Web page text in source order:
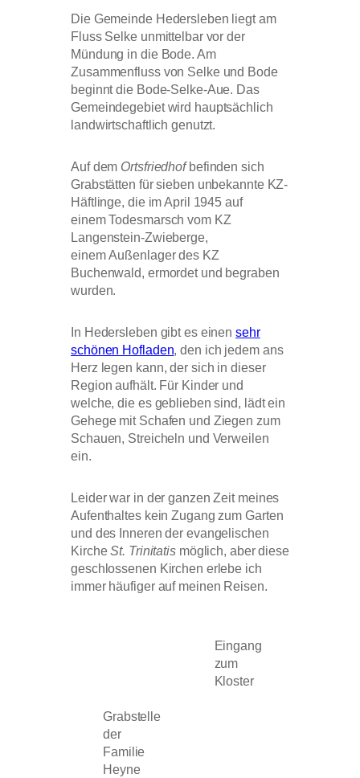
Die Gemeinde Hedersleben liegt am
Fluss Selke unmittelbar vor der
Mündung in die Bode. Am
Zusammenfluss von Selke und Bode
beginnt die Bode-Selke-Aue. Das
Gemeindegebiet wird hauptsächlich
landwirtschaftlich genutzt.
Auf dem Ortsfriedhofbefinden sich
Grabstätten für sieben unbekannte KZ-
Häftlinge, die im April 1945 auf
einem Todesmarsch vom KZ
Langenstein-Zwieberge,
einem Außenlager des KZ
Buchenwald, ermordet und begraben
wurden.
In Hedersleben gibt es einensehr
schönen Hofladen, den ich jedem ans
Herz legen kann, der sich in dieser
Region aufhält. Für Kinder und
welche, die es geblieben sind, lädt ein
Gehege mit Schafen und Ziegen zum
Schauen, Streicheln und Verweilen
ein.
Leider war in der ganzen Zeit meines
Aufenthaltes kein Zugang zum Garten
und des Inneren der evangelischen
KircheSt. Trinitatismöglich, aber diese
geschlossenen Kirchen erlebe ich
immer häufiger auf meinen Reisen.
Grabstelle
der
Familie
Heyne
Eingang
zum
Kloster